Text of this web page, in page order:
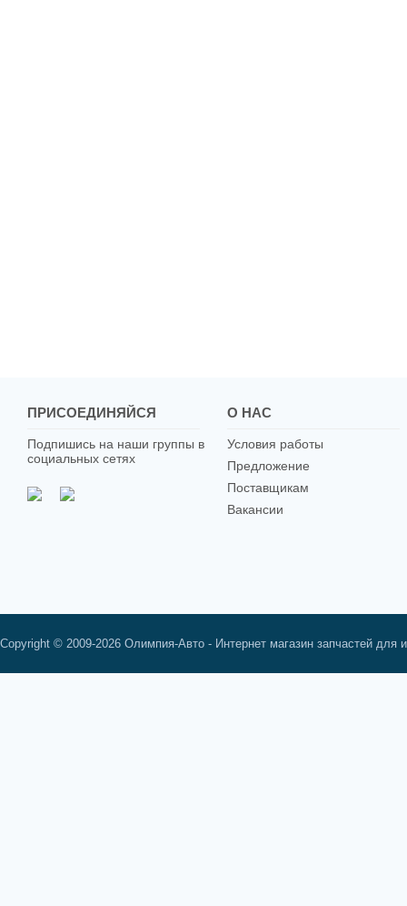
ПРИСОЕДИНЯЙСЯ
Подпишись на наши группы в
социальных сетях
О НАС
Условия работы
Предложение
Поставщикам
Вакансии
Copyright © 2009-2026 Олимпия-Авто - Интернет магазин запчастей для